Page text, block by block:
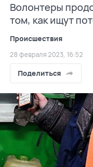
Волонтеры
том, как ищут
Происшествия
28 февраля 2023, 16:52
Поделиться